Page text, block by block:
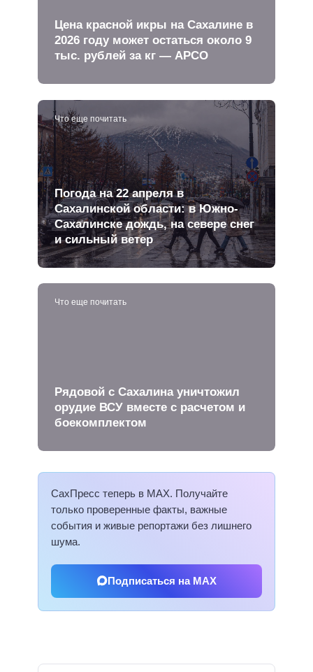
Цена красной икры на Сахалине в
2026 году может остаться около 9
тыс. рублей за кг — АРСО
Что еще почитать
Погода на 22 апреля в
Сахалинской области: в Южно-
Сахалинске дождь, на севере снег
и сильный ветер
Что еще почитать
Рядовой с Сахалина уничтожил
орудие ВСУ вместе с расчетом и
боекомплектом
СахПресс теперь в MAX. Получайте
только проверенные факты, важные
события и живые репортажи без лишнего
шума.
Подписаться на MAX